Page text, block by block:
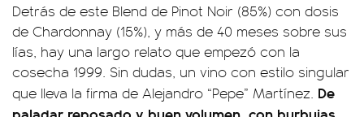
Detrás de este Blend de Pinot Noir (85%) con dosis
de Chardonnay (15%), y más de 40 meses sobre sus
lías, hay una largo relato que empezó con la
cosecha 1999. Sin dudas, un vino con estilo singular
que lleva la firma de Alejandro “Pepe” Martínez. De